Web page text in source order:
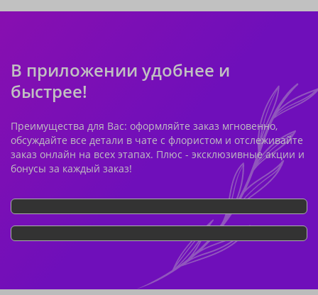
В приложении удобнее и
быстрее!
Преимущества для Вас: оформляйте заказ мгновенно,
обсуждайте все детали в чате с флористом и отслеживайте
заказ онлайн на всех этапах. Плюс - эксклюзивные акции и
бонусы за каждый заказ!